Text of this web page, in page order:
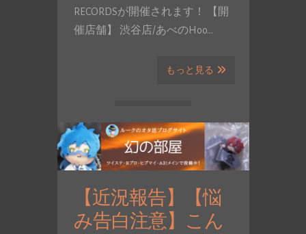
RECORDSが開催されます！ 【開
催店舗】 渋谷店/あべのHoo…
もっと見る
【近況報告】【悩
み告白注意】こん